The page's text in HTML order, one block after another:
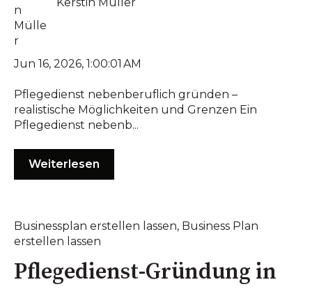
Jun 16, 2026, 1:00:01 AM
Pflegedienst nebenberuflich gründen –
realistische Möglichkeiten und Grenzen Ein
Pflegedienst nebenb...
Weiterlesen
Businessplan erstellen lassen, Business Plan
erstellen lassen
Pflegedienst-Gründung in